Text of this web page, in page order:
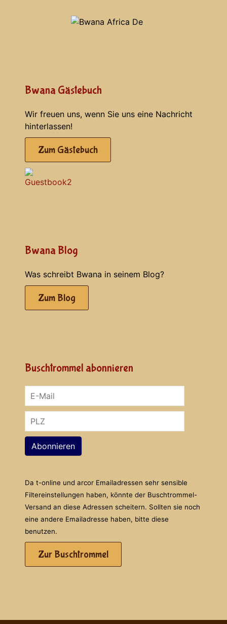
Bwana Gästebuch
Wir freuen uns, wenn Sie uns eine Nachricht
hinterlassen!
Zum Gästebuch
Bwana Blog
Was schreibt Bwana in seinem Blog?
Zum Blog
Buschtrommel abonnieren
Abonnieren
Da t-online und arcor Emailadressen sehr sensible
Filtereinstellungen haben, könnte der Buschtrommel-
Versand an diese Adressen scheitern. Sollten sie noch
eine andere Emailadresse haben, bitte diese
benutzen.
Zur Buschtrommel